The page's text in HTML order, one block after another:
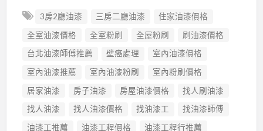
3房2廳油漆 三房二廳油漆
住家油漆價格
全室油漆價格
全室粉刷 全屋粉刷
刷油漆價格
台北油漆師傅推薦
壁癌處理
室內油漆價格
室內油漆推薦
室內油漆粉刷
室內粉刷價格
居家油漆
房子油漆 房屋油漆價格
找人刷油漆
找人油漆
找人油漆價格 找油漆工
找油漆師傅
油漆工推薦
油漆工程價格
油漆工程行推薦